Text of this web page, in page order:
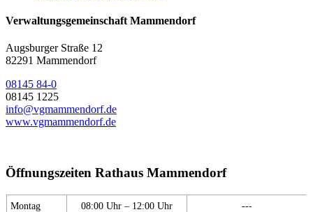
Verwaltungsgemeinschaft Mammendorf
Augsburger Straße 12
82291 Mammendorf
08145 84-0
08145 1225
info@vgmammendorf.de
www.vgmammendorf.de
Öffnungszeiten Rathaus Mammendorf
Montag 08:00 Uhr – 12:00 Uhr ---